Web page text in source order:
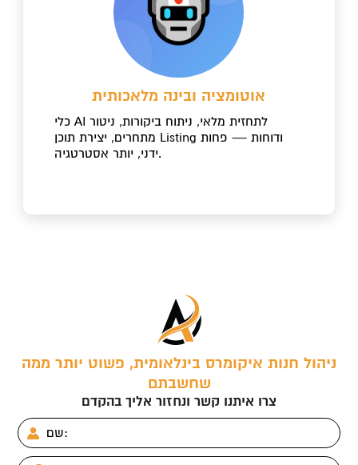
אוטומציה ובינה מלאכותית
כלי AI לתחזית מלאי, ניתוח ביקורות, ניטור
מתחרים, יצירת תוכן Listing ודוחות — פחות
ידני, יותר אסטרטגיה.
ניהול חנות איקומרס בינלאומית, פשוט יותר ממה
שחשבתם
צרו איתנו קשר ונחזור אליך בהקדם